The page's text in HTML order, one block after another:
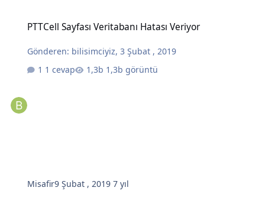
PTTCell Sayfası Veritabanı Hatası Veriyor
Gönderen: bilisimciyiz,3 Şubat , 2019
1 cevap
1,3b görüntü
Misafir9 Şubat , 20197 yıl